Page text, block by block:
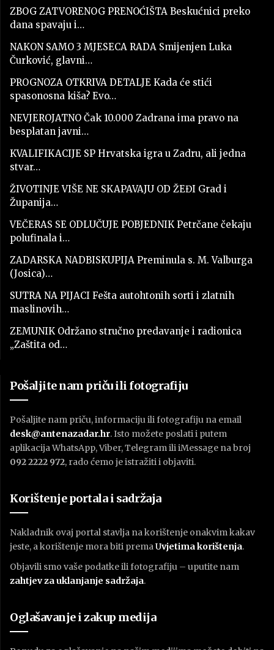
ZBOG ZATVORENOG PRENOĆIŠTA Beskućnici preko
dana spavaju i…
NAKON SAMO 3 MJESECA RADA Smijenjen Luka
Čurković, glavni…
PROGNOZA OTKRIVA DETALJE Kada će stići
spasonosna kiša? Evo…
NEVJEROJATNO Čak 10.000 Zadrana ima pravo na
besplatan javni…
KVALIFIKACIJE SP Hrvatska igra u Zadru, ali jedna
stvar…
ŽIVOTINJE VIŠE NE SKAPAVAJU OD ŽEĐI Grad i
Županija…
VEČERAS SE ODLUČUJE POBJEDNIK Petrčane čekaju
polufinala i…
ZADARSKA NADBISKUPIJA Preminula s. M. Valburga
(Josica)…
SUTRA NA PIJACI Fešta autohtonih sorti i zlatnih
maslinovih…
ZEMUNIK Održano stručno predavanje i radionica
„Zaštita od…
Pošaljite nam priču ili fotografiju
Pošaljite nam priču, informaciju ili fotografiju na email
desk@antenazadar.hr. Isto možete poslati i putem
aplikacija WhatsApp, Viber, Telegram ili iMessage na broj
092 2222 972, rado ćemo je istražiti i objaviti.
Korištenje portala i sadržaja
Nakladnik ovaj portal stavlja na korištenje onakvim kakav
jeste, a korištenje mora biti premaUvjetima korištenja.
Objavili smo vaše podatke ili fotografiju – uputite nam
zahtjev za uklanjanje sadržaja.
Oglašavanje i zakup medija